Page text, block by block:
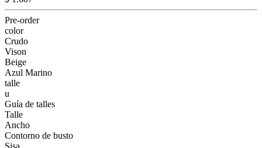
Pre-order
color
Crudo
Vison
Beige
Azul Marino
talle
u
Guía de talles
Talle
Ancho
Contorno de busto
Sisa